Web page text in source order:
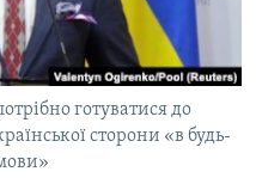
готуватися до
сторони «в будь-